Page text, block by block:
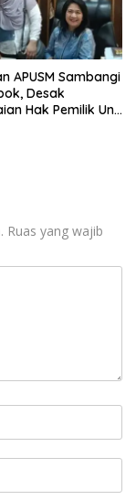
APUSM Sambangi
Desak
Hak Pemilik Unit
Ruas yang wajib